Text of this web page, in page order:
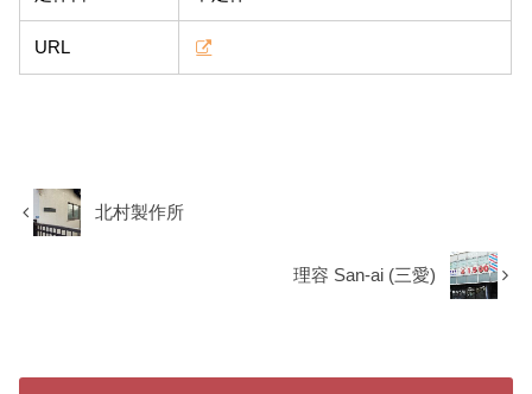
URL
北村製作所
理容 San-ai (三愛)